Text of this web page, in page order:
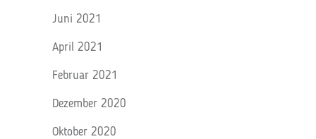
Juni 2021
April 2021
Februar 2021
Dezember 2020
Oktober 2020